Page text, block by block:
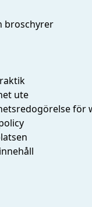
broschyrer
ute
för